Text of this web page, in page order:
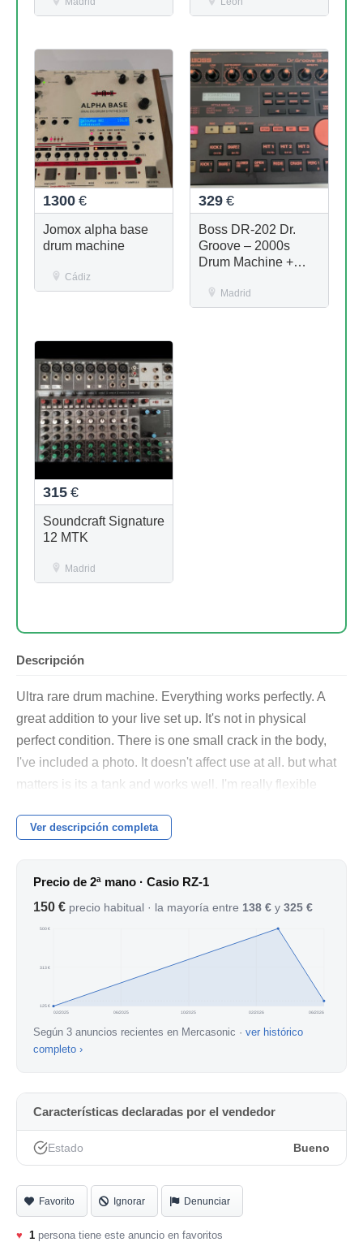
1300 €
Jomox alpha base
drum machine
Cádiz
329 €
Boss DR-202 Dr.
Groove – 2000s
Drum Machine +
Alimentation
Madrid
315 €
Soundcraft Signature
12 MTK
Madrid
Descripción
Ultra rare drum machine. Everything works perfectly. A
great addition to your live set up. It's not in physical
perfect condition. There is one small crack in the body,
I've included a photo. It doesn't affect use at all. but what
matters is its a tank and works well. I'm really flexible
said it's a rare one but we can regatear if you're
Ver descripción completa
Precio de 2ª mano · Casio RZ-1
150 € precio habitual · la mayoría entre 138 € y 325 €
125 €
313 €
500 €
02/2025 06/2025 10/2025 02/2026 06/2026
Según 3 anuncios recientes en Mercasonic · ver histórico
completo ›
Características declaradas por el vendedor
Estado Bueno
Favorito Ignorar Denunciar
♥ 1 persona tiene este anuncio en favoritos